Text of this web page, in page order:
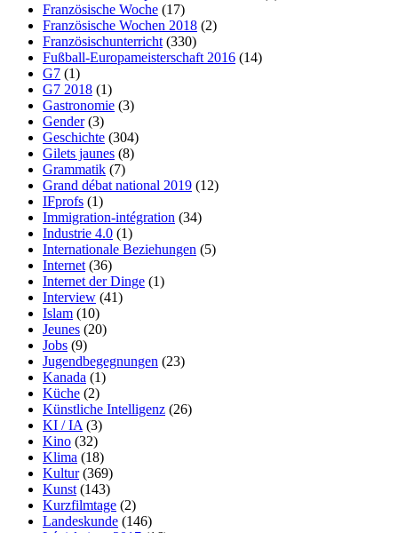
Französische Woche (17)
Französische Wochen 2018 (2)
Französischunterricht (330)
Fußball-Europameisterschaft 2016 (14)
G7 (1)
G7 2018 (1)
Gastronomie (3)
Gender(3)
Geschichte (304)
Gilets jaunes (8)
Grammatik (7)
Grand débat national 2019 (12)
IFprofs (1)
Immigration-intégration (34)
Industrie 4.0 (1)
Internationale Beziehungen (5)
Internet (36)
Internet der Dinge (1)
Interview (41)
Islam (10)
Jeunes (20)
Jobs (9)
Jugendbegegnungen (23)
Kanada (1)
Küche (2)
Künstliche Intelligenz (26)
KI / IA (3)
Kino (32)
Klima (18)
Kultur(369)
Kunst (143)
Kurzfilmtage (2)
Landeskunde (146)